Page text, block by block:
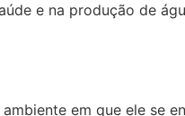
e na produção de
em que ele se